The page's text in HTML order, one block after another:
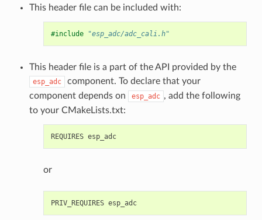
This header file can be included with:
#include "esp_adc/adc_cali.h"
This header file is a part of the API provided by the
esp_adc
component. To declare that your
component depends on
esp_adc , add the following
to your CMakeLists.txt:
REQUIRES esp_adc
or
PRIV_REQUIRES esp_adc